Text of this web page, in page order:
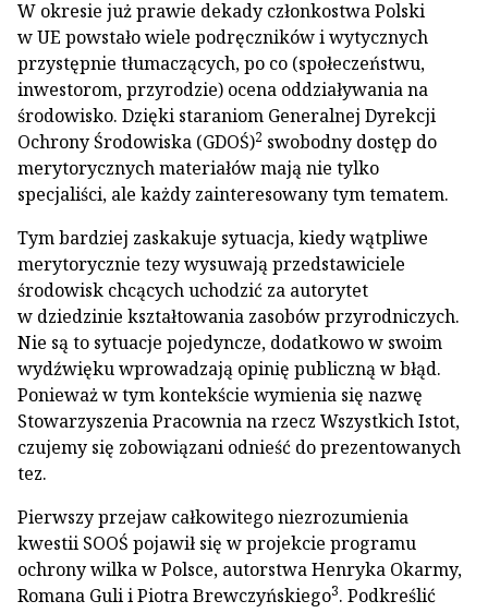
W okresie już prawie dekady członkostwa Polski
w UE powstało wiele podręczników i wytycznych
przystępnie tłumaczących, po co (społeczeństwu,
inwestorom, przyrodzie) ocena oddziaływania na
środowisko. Dzięki staraniom Generalnej Dyrekcji
Ochrony Środowiska (GDOŚ)2 swobodny dostęp do
merytorycznych materiałów mają nie tylko
specjaliści, ale każdy zainteresowany tym tematem.
Tym bardziej zaskakuje sytuacja, kiedy wątpliwe
merytorycznie tezy wysuwają przedstawiciele
środowisk chcących uchodzić za autorytet
w dziedzinie kształtowania zasobów przyrodniczych.
Nie są to sytuacje pojedyncze, dodatkowo w swoim
wydźwięku wprowadzają opinię publiczną w błąd.
Ponieważ w tym kontekście wymienia się nazwę
Stowarzyszenia Pracownia na rzecz Wszystkich Istot,
czujemy się zobowiązani odnieść do prezentowanych
tez.
Pierwszy przejaw całkowitego niezrozumienia
kwestii SOOŚ pojawił się w projekcie programu
ochrony wilka w Polsce, autorstwa Henryka Okarmy,
Romana Guli i Piotra Brewczyńskiego3. Podkreślić